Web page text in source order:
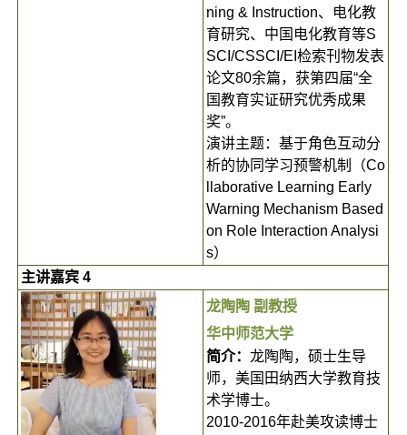
ning & Instruction、电化教
育研究、中国电化教育等S
SCI/CSSCI/EI检索刊物发表
论文80余篇，获第四届“全
国教育实证研究优秀成果
奖”。
演讲主题：基于角色互动分
析的协同学习预警机制（Co
llaborative Learning Early
Warning Mechanism Based
on Role Interaction Analysi
s）
主讲嘉宾 4
龙陶陶 副教授
华中师范大学
简介：龙陶陶，硕士生导
师，美国田纳西大学教育技
术学博士。
2010-2016年赴美攻读博士